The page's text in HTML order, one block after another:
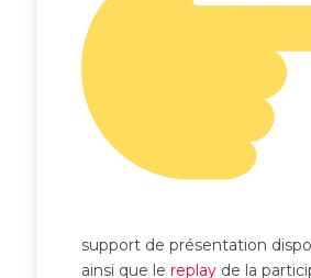
support de présentation
ainsi que le replayde la